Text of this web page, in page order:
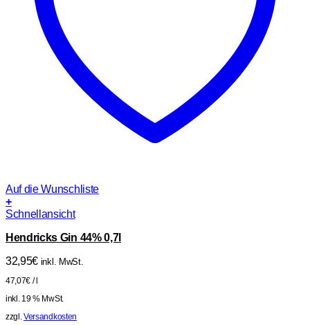
Auf die Wunschliste
+
Schnellansicht
Hendricks Gin 44% 0,7l
32,95€ inkl. MwSt.
47,07€ /
inkl. 19 % MwSt.
zzgl.Versandkosten